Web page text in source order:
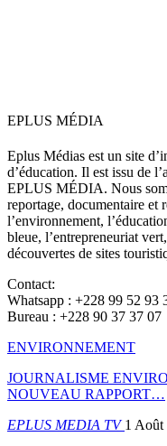
EPLUS MÉDIA
Eplus Médias est un site
d’éducation. Il est issu de
EPLUS MÉDIA. Nous
reportage, documentaire et
l’environnement,
bleue, l’entrepreneuriat
découvertes de sites
Contact:
Whatsapp : +228 99 52 93
Bureau : +228 90 37 37 07
ENVIRONNEMENT
JOURNALISME
NOUVEAU RAPPORT…
EPLUS MEDIA TV1 Août